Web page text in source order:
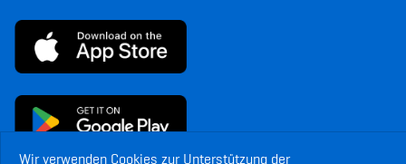
Wir verwenden Cookies zur Unterstützung der